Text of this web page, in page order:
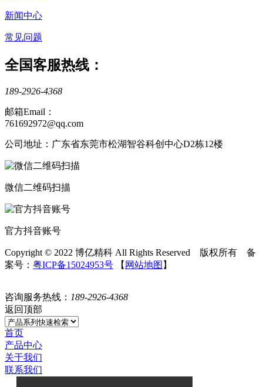
新闻中心
常见问题
全国客服热线：
189-2926-4368
邮箱Email：
761692972@qq.com
公司地址：广东省东莞市松湖智谷科创中心D2栋12楼
微信二维码扫描
官方抖音账号
Copyright © 2022 博亿精科 All Rights Reserved 版权所有 备
案号： 粤ICP备15024953号 【 网站地图 】
咨询服务热线： 189-2926-4368
返回顶部
首页
产品中心
关于我们
联系我们